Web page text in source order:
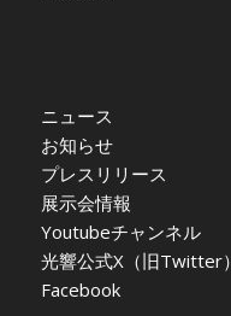
ニュース
お知らせ
プレスリリース
展示会情報
Youtubeチャンネル
光響公式X（旧Twitter）
Facebook